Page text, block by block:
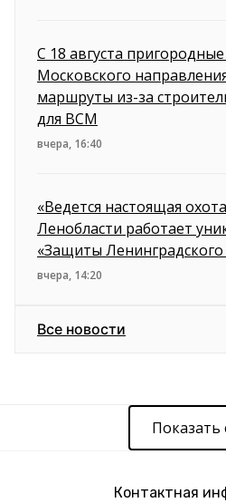
С 18 августа
Московского
маршруты из-за
для ВСМ
вчера, 16:40
«Ведется настоящая
Ленобласти работает
«Защиты Ленинградского
вчера, 14:20
Все новости
Контактная